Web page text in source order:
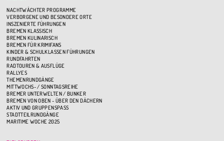
NACHTWÄCHTER PROGRAMME
VERBORGENE UND BESONDERE ORTE
INSZENIERTE FÜHRUNGEN
BREMEN KLASSISCH
BREMEN KULINARISCH
BREMEN FÜR KRIMIFANS
KINDER & SCHULKLASSEN FÜHRUNGEN
RUNDFAHRTEN
RADTOUREN & AUSFLÜGE
RALLYES
THEMENRUNDGÄNGE
MITTWOCHS- / SONNTAGSREIHE
BREMER UNTERWELTEN / BUNKER
BREMEN VON OBEN - ÜBER DEN DÄCHERN
AKTIV UND GRUPPENSPASS
STADTTEILRUNDGÄNGE
MARITIME WOCHE 2025